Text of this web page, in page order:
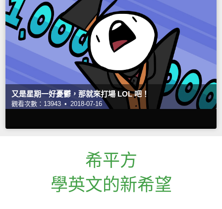
又是星期一好憂鬱，那就來打場 LOL 吧！
觀看次數：13943 • 2018-07-16
希平方
學英文的新希望